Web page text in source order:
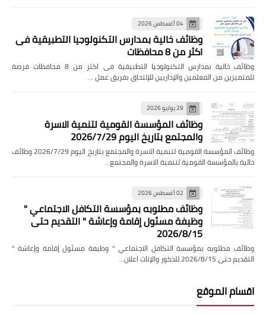
04 أغسطس 2026
وظائف خالية بمدارس التكنولوجيا التطبيقية فى
اكثر من 8 محافظات
وظائف خالية بمدارس التكنولوجيا التطبيقية فى اكثر من 8 محافظات فرصة
للمتميزين من المعلمين والإداريين للإلتحاق بفريق عمل …
29 يوليو 2026
وظائف المؤسسة القومية لتنمية الاسرة
والمجتمع بتاريخ اليوم 2026/7/29
وظائف المؤسسة القومية لتنمية الاسرة والمجتمع بتاريخ اليوم 2026/7/29 وظائف
خالية بالمؤسسة القومية لتنمية الاسرة والمجتمع…
02 أغسطس 2026
وظائف مطلوبه بمؤسسة التكافل الاجتماعي "
وظيفة مسئول إقامة وإعاشة " التقديم حتى
2026/8/15
وظائف مطلوبه بمؤسسة التكافل الاجتماعي " وظيفة مسئول إقامة وإعاشة "
التقديم حتى 2026/8/15 للذكور والإناث اعلان…
اقسام الموقع